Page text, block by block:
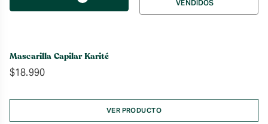
por
VENDIDOS
Mascarilla Capilar Karité
$18.990
VER PRODUCTO